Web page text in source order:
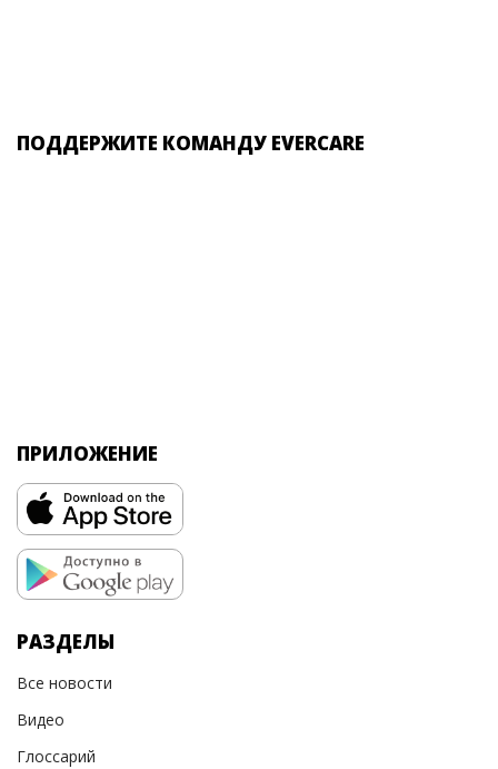
ПОДДЕРЖИТЕ КОМАНДУ EVERCARE
ПРИЛОЖЕНИЕ
РАЗДЕЛЫ
Все новости
Видео
Глоссарий